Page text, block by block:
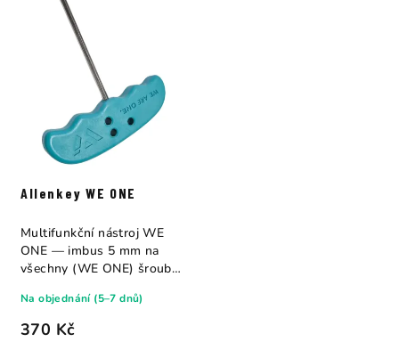
Allenkey WE ONE
370 Kč
Na objednání (5–7 dnů)
Multifunkční nástroj WE
ONE — imbus 5 mm na
všechny (WE ONE) šrouby